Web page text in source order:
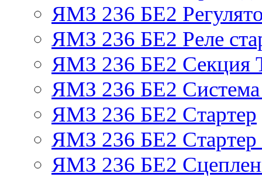
ЯМЗ 236 БЕ2
ЯМЗ 236 БЕ2 Реле
ЯМЗ 236 БЕ2
ЯМЗ 236 БЕ2
ЯМЗ 236 БЕ2 Стартер
ЯМЗ 236 БЕ2 Стартер
ЯМЗ 236 БЕ2